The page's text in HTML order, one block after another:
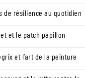
de résilience au quotidien
et le patch papillon
et l’art de la peinture